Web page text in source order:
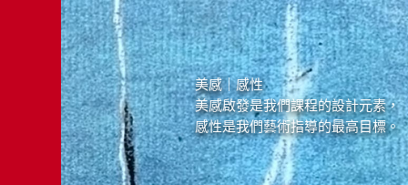
美感｜感性
美感啟發是我們課程的設計元素，
感性是我們藝術指導的最高目標。